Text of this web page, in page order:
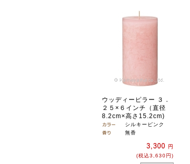
ウッディーピラー ３．
２５×６インチ（直径
8.2cm×高さ15.2cm)
シルキーピンク
無香
3,300
円
(税込3,630円)